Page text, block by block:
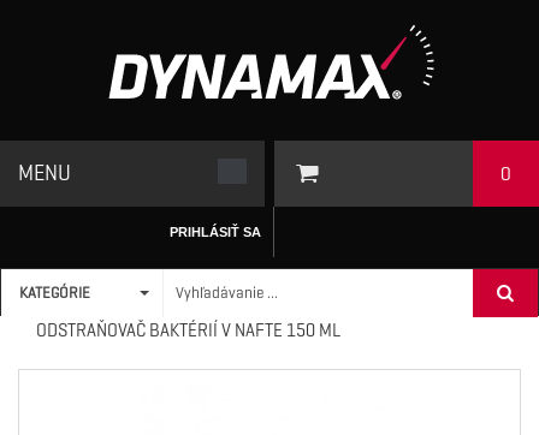
MENU 0
PRIHLÁSIŤ SA
KATEGÓRIE
ÚVODNÁ STRÁNKA / ADITÍVA > DIESEL
ODSTRAŇOVAČ BAKTÉRIÍ V NAFTE 150 ML